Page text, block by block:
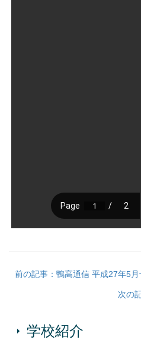
前の記事：鴨高通信 平成27年5月
次の
学校紹介